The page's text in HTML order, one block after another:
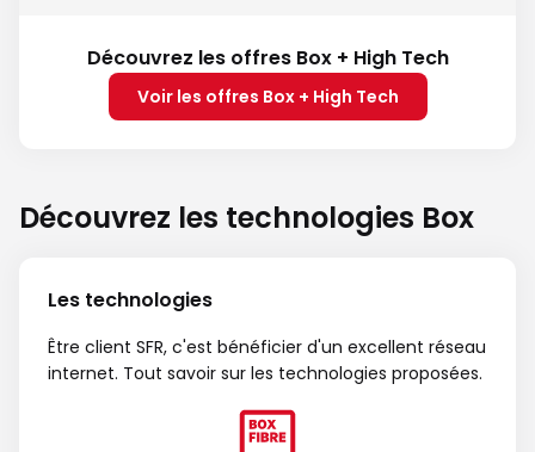
Découvrez les offres Box + High Tech
Voir les offres Box + High Tech
Découvrez les technologies Box
Les technologies
Être client SFR, c'est bénéficier d'un excellent réseau
internet. Tout savoir sur les technologies proposées.